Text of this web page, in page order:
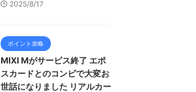
2025/8/17
ポイント攻略
MIXI Mがサービス終了 エポ
スカードとのコンビで大変お
世話になりました リアルカー